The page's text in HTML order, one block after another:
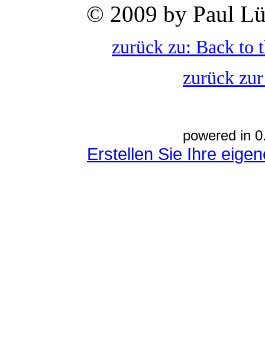
© 2009 by Paul
zurück zu: Back to
zurück
powered in
Erstellen Sie Ihre